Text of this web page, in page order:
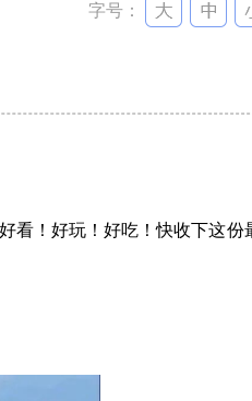
字号：
看！好玩！好吃！快收下这份